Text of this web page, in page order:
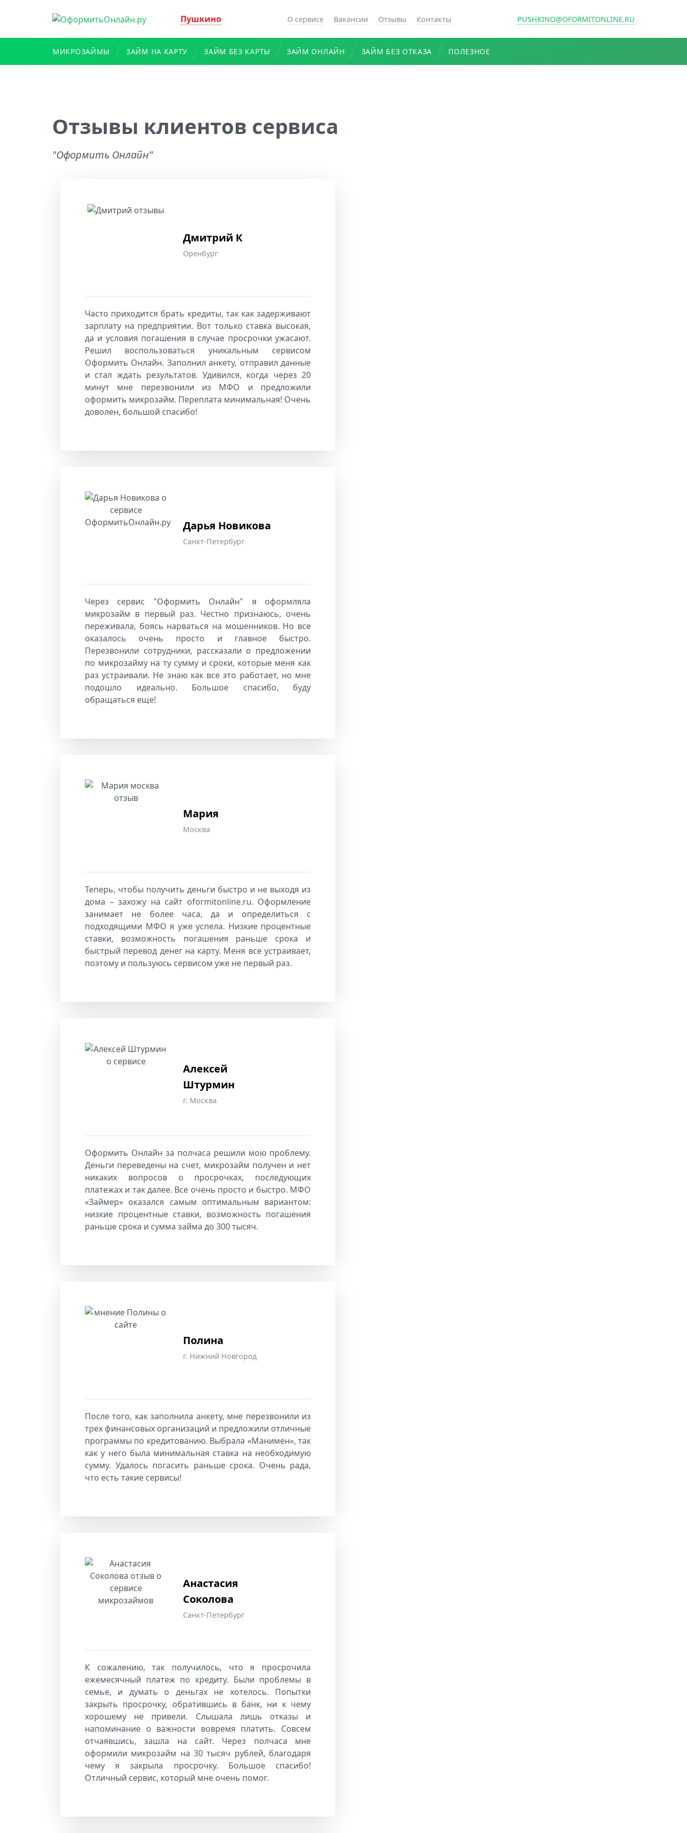
Пушкино О сервисе Вакансии Отзывы Контакты PUSHKINO@OFORMITONLINE.RU
МИКРОЗАЙМЫ ЗАЙМ НА КАРТУ ЗАЙМ БЕЗ КАРТЫ ЗАЙМ ОНЛАЙН ЗАЙМ БЕЗ ОТКАЗА ПОЛЕЗНОЕ
Отзывы клиентов сервиса
"Оформить Онлайн"
Дмитрий К
Оренбург
Часто приходится брать кредиты, так как задерживают
зарплату на предприятии. Вот только ставка высокая,
да и условия погашения в случае просрочки ужасают.
Решил воспользоваться уникальным сервисом
Оформить Онлайн. Заполнил анкету, отправил данные
и стал ждать результатов. Удивился, когда через 20
минут мне перезвонили из МФО и предложили
оформить микрозайм. Переплата минимальная! Очень
доволен, большой спасибо!
Дарья Новикова
Санкт-Петербург
Через сервис "Оформить Онлайн" я оформляла
микрозайм в первый раз. Честно признаюсь, очень
переживала, боясь нарваться на мошенников. Но все
оказалось очень просто и главное быстро.
Перезвонили сотрудники, рассказали о предложении
по микрозайму на ту сумму и сроки, которые меня как
раз устраивали. Не знаю как все это работает, но мне
подошло идеально. Большое спасибо, буду
обращаться еще!
Мария
Москва
Теперь, чтобы получить деньги быстро и не выходя из
дома – захожу на сайт oformitonline.ru. Оформление
занимает не более часа, да и определиться с
подходящими МФО я уже успела. Низкие процентные
ставки, возможность погашения раньше срока и
быстрый перевод денег на карту. Меня все устраивает,
поэтому и пользуюсь сервисом уже не первый раз.
Алексей
Штурмин
г. Москва
Оформить Онлайн за полчаса решили мою проблему.
Деньги переведены на счет, микрозайм получен и нет
никаких вопросов о просрочках, последующих
платежах и так далее. Все очень просто и быстро. МФО
«Займер» оказался самым оптимальным вариантом:
низкие процентные ставки, возможность погашения
раньше срока и сумма займа до 300 тысяч.
Полина
г. Нижний Новгород
После того, как заполнила анкету, мне перезвонили из
трех финансовых организаций и предложили отличные
программы по кредитованию. Выбрала «Манимен», так
как у него была минимальная ставка на необходимую
сумму. Удалось погасить раньше срока. Очень рада,
что есть такие сервисы!
Анастасия
Соколова
Санкт-Петербург
К сожалению, так получилось, что я просрочила
ежемесячный платеж по кредиту. Были проблемы в
семье, и думать о деньгах не хотелось. Попытки
закрыть просрочку, обратившись в банк, ни к чему
хорошему не привели. Слышала лишь отказы и
напоминание о важности вовремя платить. Совсем
отчаявшись, зашла на сайт. Через полчаса мне
оформили микрозайм на 30 тысяч рублей, благодаря
чему я закрыла просрочку. Большое спасибо!
Отличный сервис, который мне очень помог.